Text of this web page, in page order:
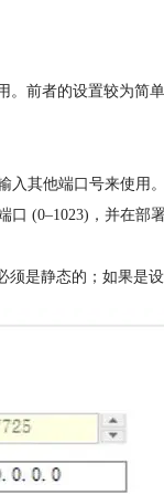
前者的设置较为简
其他端口号来使用
(0–1023)，并在部
是静态的；如果是